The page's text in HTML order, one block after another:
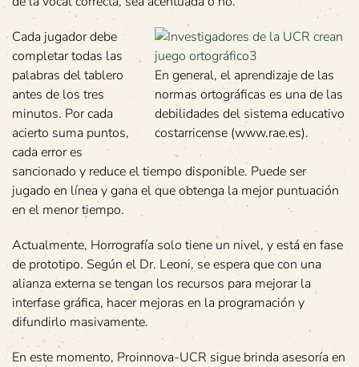
En general, el aprendizaje de las
normas ortográficas es una de las
debilidades del sistema educativo
costarricense (www.rae.es).
Cada jugador debe
completar todas las
palabras del tablero
antes de los tres
minutos. Por cada
acierto suma puntos,
cada error es
sancionado y reduce el tiempo disponible. Puede ser
jugado en línea y gana el que obtenga la mejor puntuación
en el menor tiempo.
Actualmente, Horrografía solo tiene un nivel, y está en fase
de prototipo. Según el Dr. Leoni, se espera que con una
alianza externa se tengan los recursos para mejorar la
interfase gráfica, hacer mejoras en la programación y
difundirlo masivamente.
En este momento, Proinnova-UCR sigue brinda asesoría en